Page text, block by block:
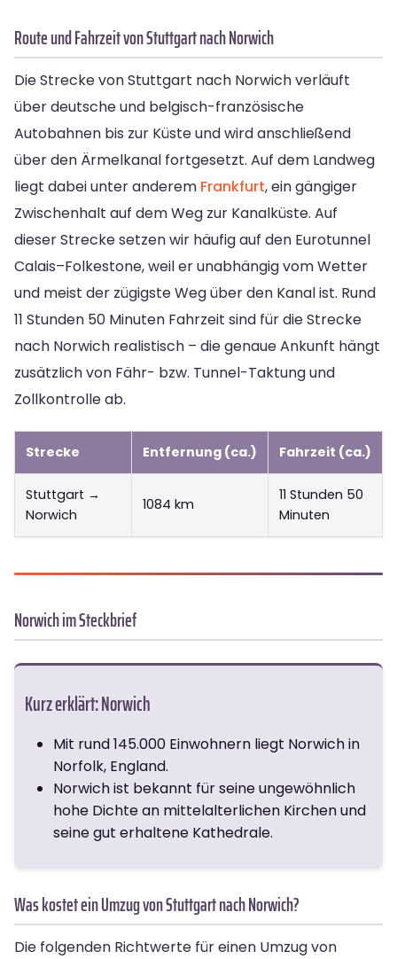
Route und Fahrzeit von Stuttgart nach Norwich
Die Strecke von Stuttgart nach Norwich verläuft
über deutsche und belgisch-französische
Autobahnen bis zur Küste und wird anschließend
über den Ärmelkanal fortgesetzt. Auf dem Landweg
liegt dabei unter anderem Frankfurt, ein gängiger
Zwischenhalt auf dem Weg zur Kanalküste. Auf
dieser Strecke setzen wir häufig auf den Eurotunnel
Calais–Folkestone, weil er unabhängig vom Wetter
und meist der zügigste Weg über den Kanal ist. Rund
11 Stunden 50 Minuten Fahrzeit sind für die Strecke
nach Norwich realistisch – die genaue Ankunft hängt
zusätzlich von Fähr- bzw. Tunnel-Taktung und
Zollkontrolle ab.
Strecke Entfernung (ca.) Fahrzeit (ca.)
Stuttgart →
Norwich
1084 km
11 Stunden 50
Minuten
Norwich im Steckbrief
Kurz erklärt: Norwich
Mit rund 145.000 Einwohnern liegt Norwich in
Norfolk, England.
Norwich ist bekannt für seine ungewöhnlich
hohe Dichte an mittelalterlichen Kirchen und
seine gut erhaltene Kathedrale.
Was kostet ein Umzug von Stuttgart nach Norwich?
Die folgenden Richtwerte für einen Umzug von